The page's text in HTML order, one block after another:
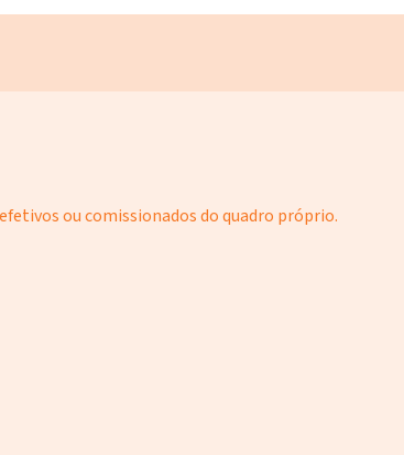
ou comissionados do quadro próprio.